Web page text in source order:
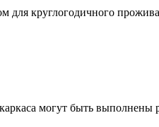
для круглогодичного
могут быть